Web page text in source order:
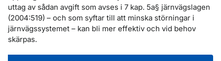
uttag av sådan avgift som avses i 7 kap. 5a§ järnvägslagen
(2004:519) – och som syftar till att minska störningar i
järnvägssystemet – kan bli mer effektiv och vid behov
skärpas.